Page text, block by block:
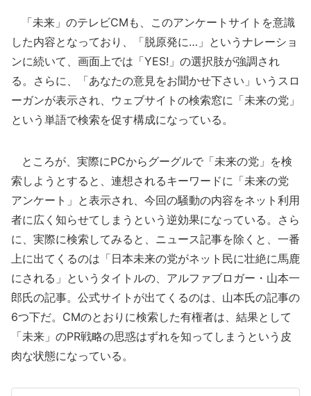
「未来」のテレビCMも、このアンケートサイトを意識
した内容となっており、「脱原発に…」というナレーショ
ンに続いて、画面上では「YES!」の選択肢が強調され
る。さらに、「あなたの意見をお聞かせ下さい」いうスロ
ーガンが表示され、ウェブサイトの検索窓に「未来の党」
という単語で検索を促す構成になっている。
ところが、実際にPCからグーグルで「未来の党」を検
索しようとすると、連想されるキーワードに「未来の党
アンケート」と表示され、今回の騒動の内容をネット利用
者に広く知らせてしまうという逆効果になっている。さら
に、実際に検索してみると、ニュース記事を除くと、一番
上に出てくるのは「日本未来の党がネット民に壮絶に馬鹿
にされる」というタイトルの、アルファブロガー・山本一
郎氏の記事。公式サイトが出てくるのは、山本氏の記事の
6つ下だ。CMのとおりに検索した有権者は、結果として
「未来」のPR戦略の思惑はずれを知ってしまうという皮
肉な状態になっている。